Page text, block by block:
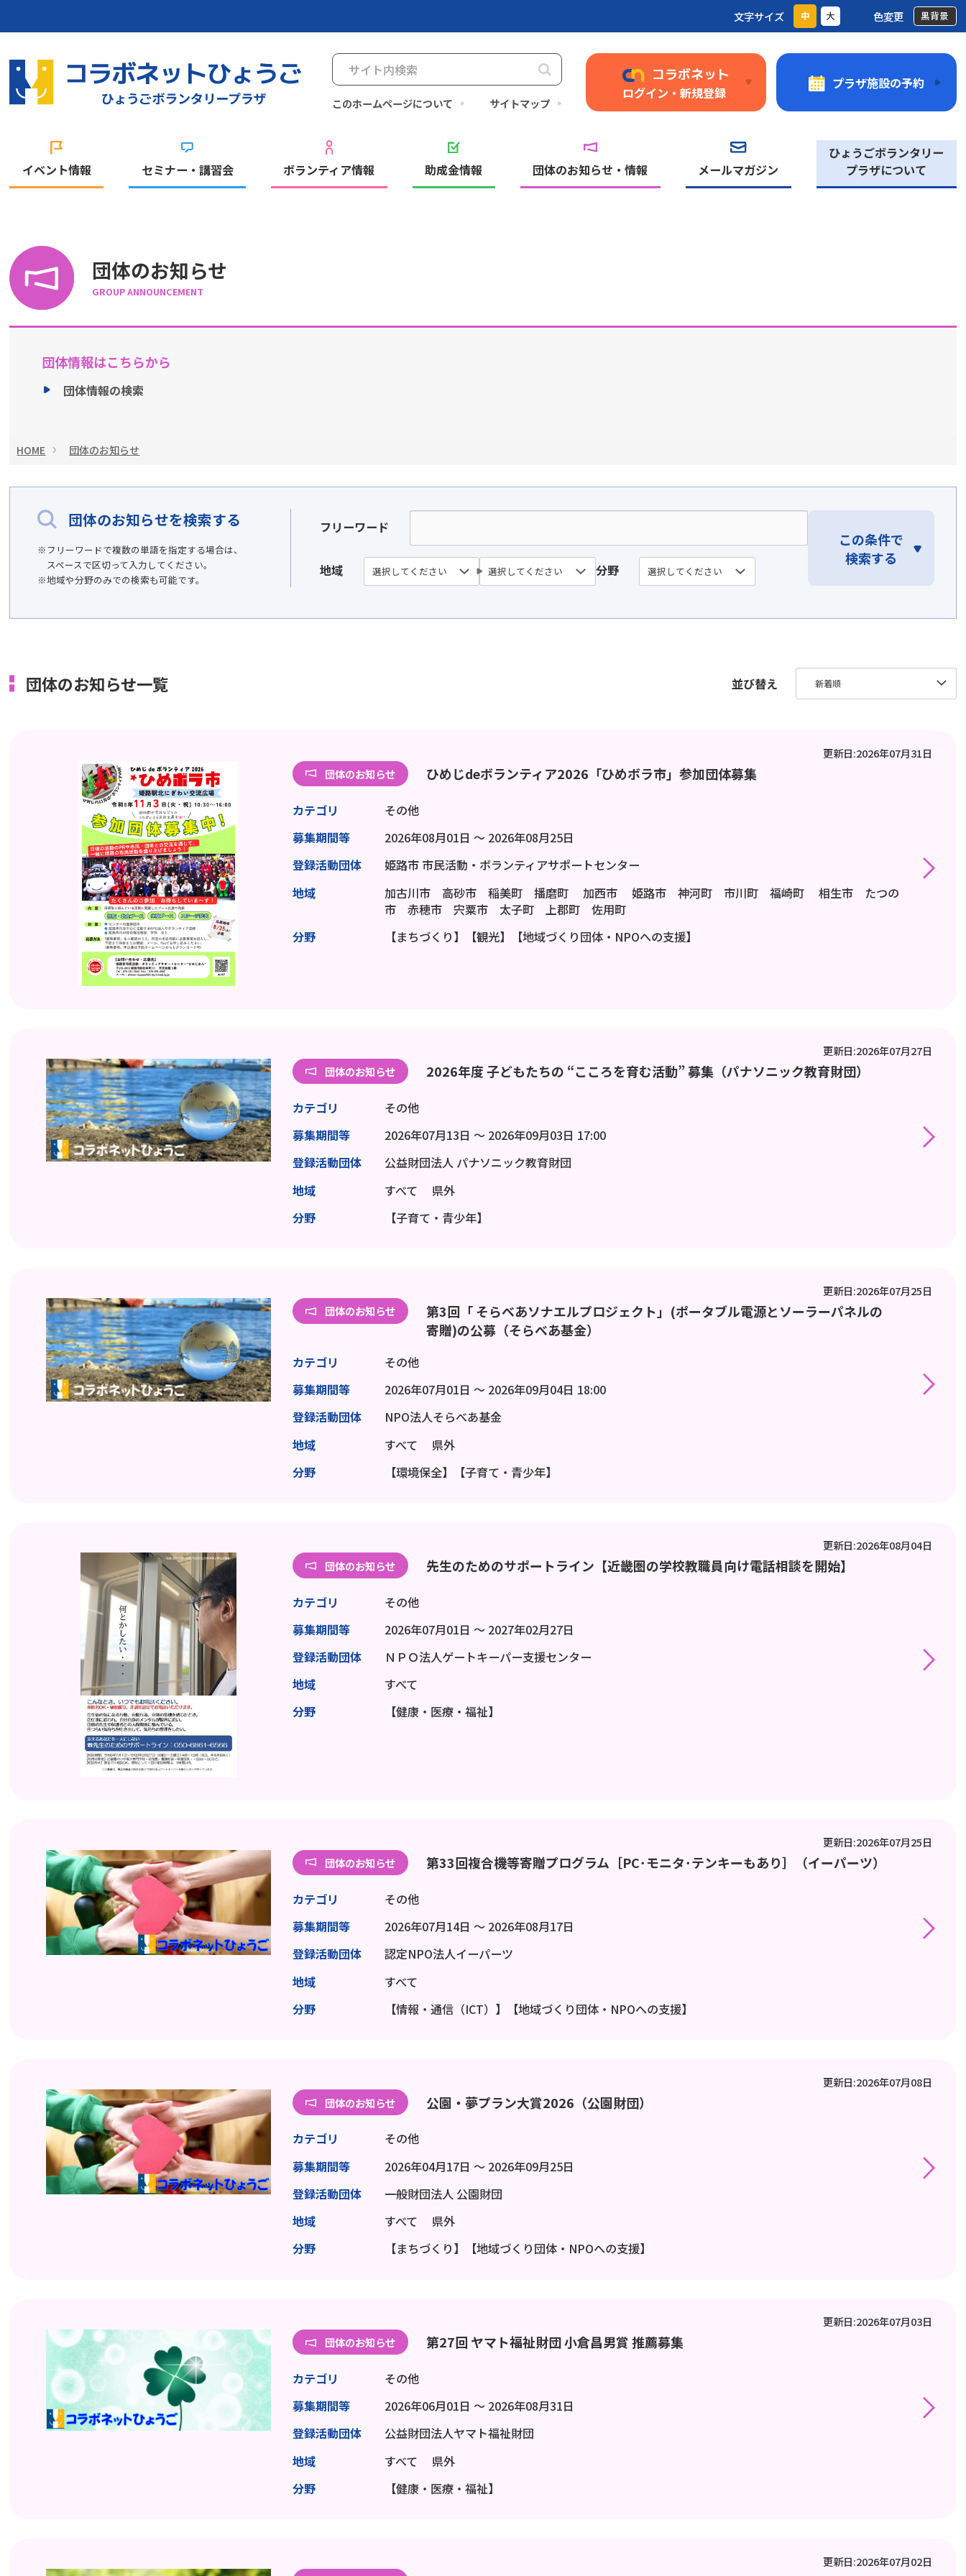
このホームページについて サイトマップ
コラボネット
ログイン・新規登録
プラザ施設の予約
イベント情報 セミナー・講習会 ボランティア情報 助成金情報 団体のお知らせ・情報 メールマガジン
ひょうごボランタリー
プラザについて
文字サイズ 中 大 色変更 黒背景
団体のお知らせ
GROUP ANNOUNCEMENT
団体情報はこちらから
団体情報の検索
HOME 団体のお知らせ
団体のお知らせを検索する
フリーワードで複数の単語を指定する場合は、
スペースで区切って入力してください。
地域や分野のみでの検索も可能です。
フリーワード
地域 分野
この条件で
検索する
団体のお知らせ一覧 並び替え
更新日:2026年07月31日
団体のお知らせ
ひめじdeボランティア2026「ひめボラ市」参加団体募集
カテゴリ
その他
募集期間等
2026年08月01日 ～ 2026年08月25日
登録活動団体
姫路市 市民活動・ボランティアサポートセンター
地域
加古川市 高砂市 稲美町 播磨町 加西市 姫路市 神河町 市川町 福崎町
相生市 たつの
市 赤穂市 宍粟市 太子町 上郡町 佐用町
分野
【まちづくり】【観光】【地域づくり団体・NPOへの支援】
更新日:2026年07月27日
団体のお知らせ
2026年度 子どもたちの “こころを育む活動” 募集（パナソニック教育財団）
カテゴリ
その他
募集期間等
2026年07月13日 ～ 2026年09月03日 17:00
登録活動団体
公益財団法人 パナソニック教育財団
地域
すべて
県外
分野
【子育て・青少年】
更新日:2026年07月25日
団体のお知らせ
第3回「 そらべあソナエルプロジェクト」(ポータブル電源とソーラーパネルの
寄贈)の公募（そらべあ基金）
カテゴリ
その他
募集期間等
2026年07月01日 ～ 2026年09月04日 18:00
登録活動団体
NPO法人そらべあ基金
地域
すべて
県外
分野
【環境保全】【子育て・青少年】
更新日:2026年08月04日
団体のお知らせ
先生のためのサポートライン【近畿圏の学校教職員向け電話相談を開始】
カテゴリ
その他
募集期間等
2026年07月01日 ～ 2027年02月27日
登録活動団体
ＮＰＯ法人ゲートキーパー支援センター
地域
すべて
分野
【健康・医療・福祉】
更新日:2026年07月25日
団体のお知らせ
第33回複合機等寄贈プログラム［PC･モニタ･テンキーもあり］（イーパーツ）
カテゴリ
その他
募集期間等
2026年07月14日 ～ 2026年08月17日
登録活動団体
認定NPO法人イーパーツ
地域
すべて
分野
【情報・通信（ICT）】【地域づくり団体・NPOへの支援】
更新日:2026年07月08日
団体のお知らせ
公園・夢プラン大賞2026（公園財団）
カテゴリ
その他
募集期間等
2026年04月17日 ～ 2026年09月25日
登録活動団体
一般財団法人 公園財団
地域
すべて
県外
分野
【まちづくり】【地域づくり団体・NPOへの支援】
更新日:2026年07月03日
団体のお知らせ
第27回 ヤマト福祉財団 小倉昌男賞 推薦募集
カテゴリ
その他
募集期間等
2026年06月01日 ～ 2026年08月31日
登録活動団体
公益財団法人ヤマト福祉財団
地域
すべて
県外
分野
【健康・医療・福祉】
更新日:2026年07月02日